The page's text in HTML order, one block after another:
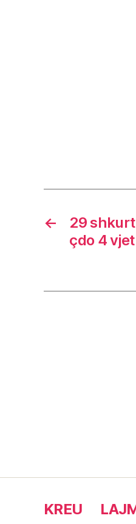
←
29
çdo 4 vjet
KREU